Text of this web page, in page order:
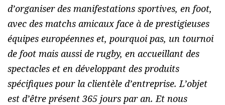
d’organiser des manifestations sportives, en foot,
avec des matchs amicaux face à de prestigieuses
équipes européennes et, pourquoi pas, un tournoi
de foot mais aussi de rugby, en accueillant des
spectacles et en développant des produits
spécifiques pour la clientèle d’entreprise. L’objet
est d’être présent 365 jours par an. Et nous